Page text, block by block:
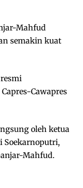
Mahfud
semakin kuat
Cawapres
oleh ketua
Soekarnoputri,
Mahfud.